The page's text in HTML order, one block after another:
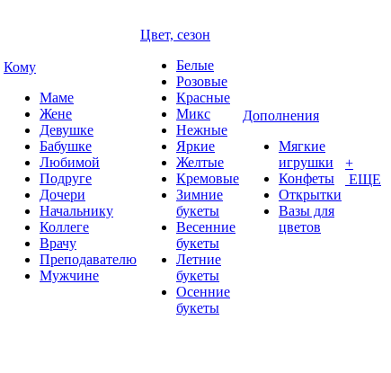
Кому
Маме
Жене
Девушке
Бабушке
Любимой
Подруге
Дочери
Начальнику
Коллеге
Врачу
Преподавателю
Мужчине
Цвет, сезон
Белые
Розовые
Красные
Микс
Нежные
Яркие
Желтые
Кремовые
Зимние
букеты
Весенние
букеты
Летние
букеты
Осенние
букеты
Дополнения
Мягкие
игрушки
Конфеты
Открытки
Вазы для
цветов
+
ЕЩЕ